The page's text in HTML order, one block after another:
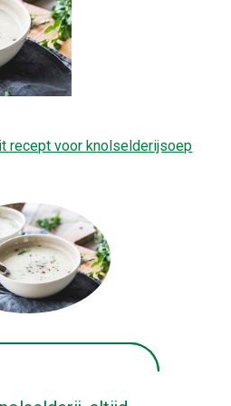
recept voor knolselderijsoep